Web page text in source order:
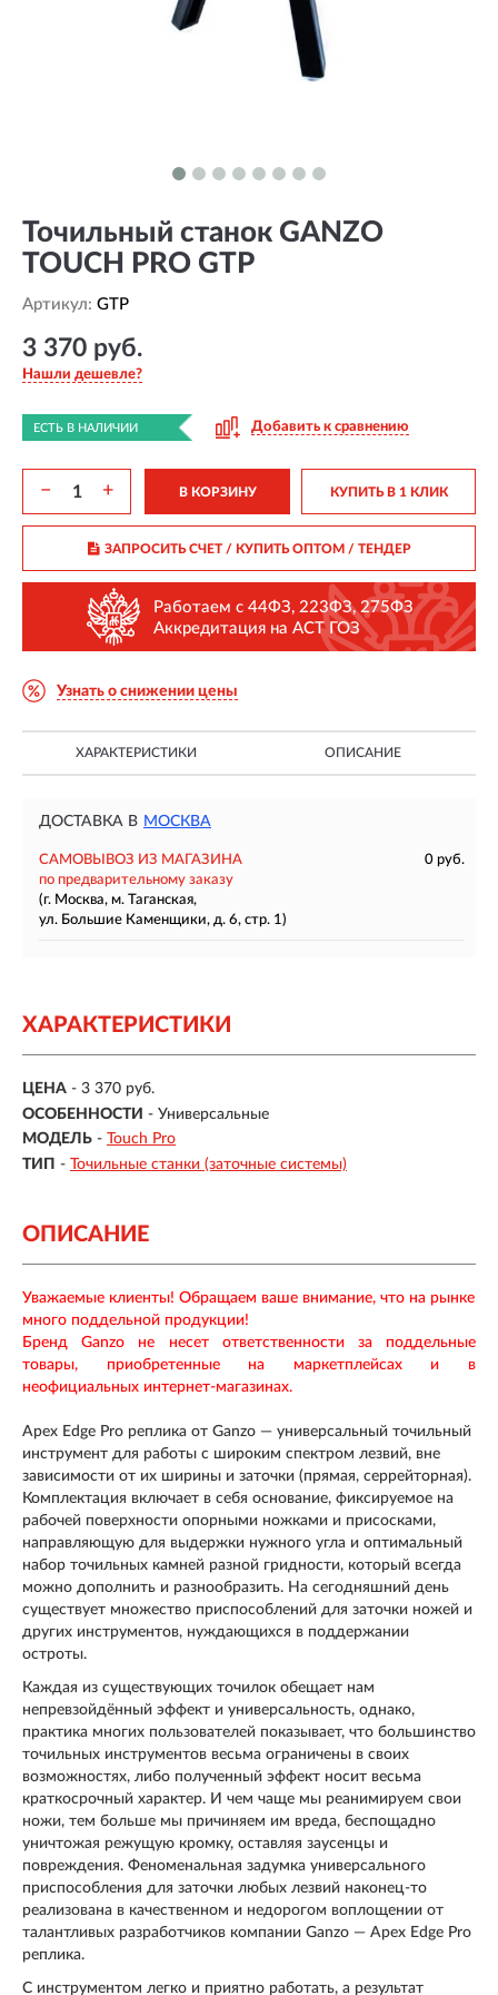
Точильный станок GANZO
TOUCH PRO GTP
Артикул: GTP
3 370 руб.
Нашли дешевле?
ЕСТЬ В НАЛИЧИИ Добавить к сравнению
− + В КОРЗИНУ КУПИТЬ В 1 КЛИК
ЗАПРОСИТЬ СЧЕТ / КУПИТЬ ОПТОМ/ ТЕНДЕР
Работаем с 44ФЗ, 223ФЗ, 275ФЗ
Аккредитация на АСТ ГОЗ
Узнать о снижении цены
ХАРАКТЕРИСТИКИ ОПИСАНИЕ
ДОСТАВКА В МОСКВА
САМОВЫВОЗ ИЗ МАГАЗИНА
0 руб.
по предварительному заказу
(г. Москва, м. Таганская,
ул. Большие Каменщики, д. 6, стр. 1)
ХАРАКТЕРИСТИКИ
ЦЕНА - 3 370 руб.
ОСОБЕННОСТИ - Универсальные
МОДЕЛЬ - Touch Pro
ТИП - Точильные станки (заточные системы)
ОПИСАНИЕ
Уважаемые клиенты! Обращаем ваше внимание, что на рынке
много поддельной продукции!
Бренд Ganzo не несет ответственности за поддельные
товары, приобретенные на маркетплейсах и в
неофициальных интернет-магазинах.
Apex Edge Pro реплика от Ganzo — универсальный точильный
инструмент для работы с широким спектром лезвий, вне
зависимости от их ширины и заточки (прямая, серрейторная).
Комплектация включает в себя основание, фиксируемое на
рабочей поверхности опорными ножками и присосками,
направляющую для выдержки нужного угла и оптимальный
набор точильных камней разной гридности, который всегда
можно дополнить и разнообразить. На сегодняшний день
существует множество приспособлений для заточки ножей и
других инструментов, нуждающихся в поддержании
остроты.
Каждая из существующих точилок обещает нам
непревзойдённый эффект и универсальность, однако,
практика многих пользователей показывает, что большинство
точильных инструментов весьма ограничены в своих
возможностях, либо полученный эффект носит весьма
краткосрочный характер. И чем чаще мы реанимируем свои
ножи, тем больше мы причиняем им вреда, беспощадно
уничтожая режущую кромку, оставляя заусенцы и
повреждения. Феноменальная задумка универсального
приспособления для заточки любых лезвий наконец-то
реализована в качественном и недорогом воплощении от
талантливых разработчиков компании Ganzo — Apex Edge Pro
реплика.
С инструментом легко и приятно работать, а результат